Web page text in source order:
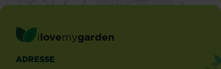
ilovemygarden
ADRESSE